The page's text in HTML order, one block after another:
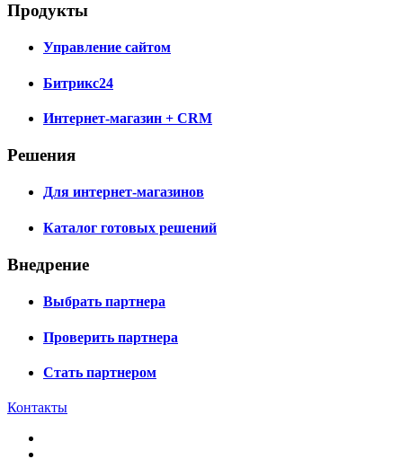
Продукты
Управление сайтом
Битрикс24
Интернет-магазин + CRM
Решения
Для интернет-магазинов
Каталог готовых решений
Внедрение
Выбрать партнера
Проверить партнера
Стать партнером
Контакты